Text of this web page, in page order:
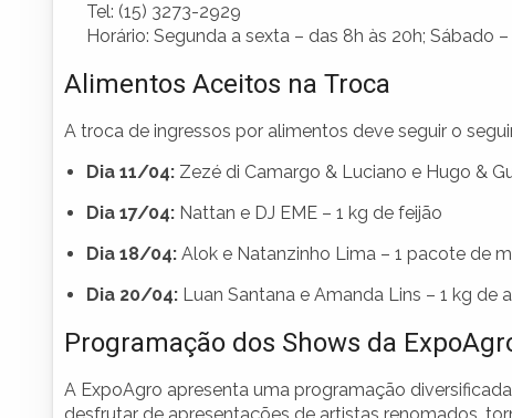
Tel: (15) 3273-2929
Horário: Segunda a sexta – das 8h às 20h; Sábado
Alimentos Aceitos na Troca
A troca de ingressos por alimentos deve seguir o
Dia 11/04: Zezé di Camargo & Luciano e Hugo &
Dia 17/04: Nattan e DJ EME – 1 kg de feijão
Dia 18/04: Alok e Natanzinho Lima – 1 pacote de
Dia 20/04: Luan Santana e Amanda Lins – 1 kg de
Programação dos Shows da
A ExpoAgro apresenta uma programação